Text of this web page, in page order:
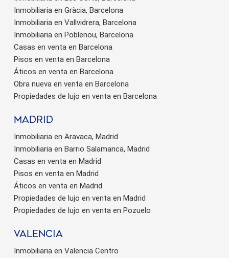
Inmobiliaria en Gràcia, Barcelona
Inmobiliaria en Vallvidrera, Barcelona
Inmobiliaria en Poblenou, Barcelona
Casas en venta en Barcelona
Pisos en venta en Barcelona
Áticos en venta en Barcelona
Obra nueva en venta en Barcelona
Propiedades de lujo en venta en Barcelona
Madrid
Inmobiliaria en Aravaca, Madrid
Inmobiliaria en Barrio Salamanca, Madrid
Casas en venta en Madrid
Pisos en venta en Madrid
Áticos en venta en Madrid
Propiedades de lujo en venta en Madrid
Propiedades de lujo en venta en Pozuelo
valencia
Inmobiliaria en Valencia Centro